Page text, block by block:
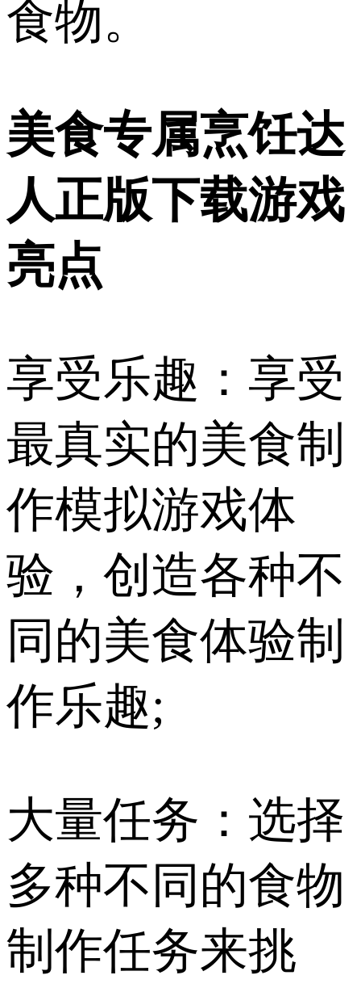
食物。
美食专属烹饪达
人正版下载游戏
亮点
享受乐趣：享受
最真实的美食制
作模拟游戏体
验，创造各种不
同的美食体验制
作乐趣;
大量任务：选择
多种不同的食物
制作任务来挑